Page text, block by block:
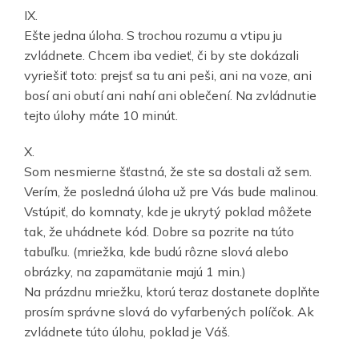
IX.
Ešte jedna úloha. S trochou rozumu a vtipu ju
zvládnete. Chcem iba vedieť, či by ste dokázali
vyriešiť toto: prejsť sa tu ani peši, ani na voze, ani
bosí ani obutí ani nahí ani oblečení. Na zvládnutie
tejto úlohy máte 10 minút.
X.
Som nesmierne šťastná, že ste sa dostali až sem.
Verím, že posledná úloha už pre Vás bude malinou.
Vstúpiť, do komnaty, kde je ukrytý poklad môžete
tak, že uhádnete kód. Dobre sa pozrite na túto
tabuľku. (mriežka, kde budú rôzne slová alebo
obrázky, na zapamätanie majú 1 min.)
Na prázdnu mriežku, ktorú teraz dostanete doplňte
prosím správne slová do vyfarbených políčok. Ak
zvládnete túto úlohu, poklad je Váš.